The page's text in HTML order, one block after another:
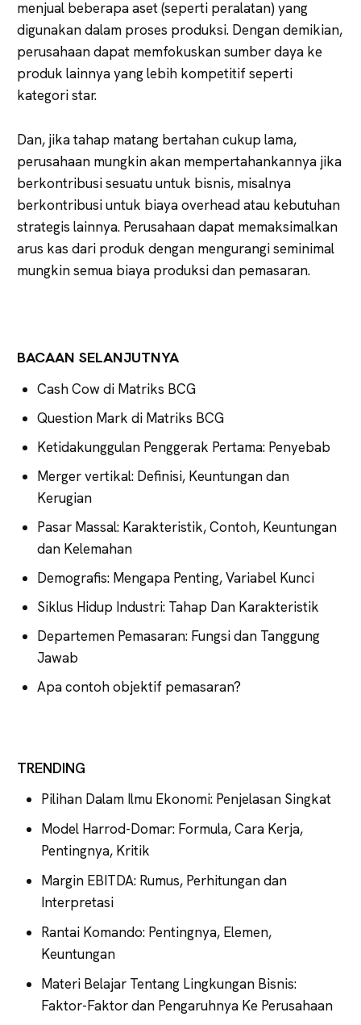
menjual beberapa aset (seperti peralatan) yang
digunakan dalam proses produksi. Dengan demikian,
perusahaan dapat memfokuskan sumber daya ke
produk lainnya yang lebih kompetitif seperti
kategori star.
Dan, jika tahap matang bertahan cukup lama,
perusahaan mungkin akan mempertahankannya jika
berkontribusi sesuatu untuk bisnis, misalnya
berkontribusi untuk biaya overhead atau kebutuhan
strategis lainnya. Perusahaan dapat memaksimalkan
arus kas dari produk dengan mengurangi seminimal
mungkin semua biaya produksi dan pemasaran.
BACAAN SELANJUTNYA
Cash Cow di Matriks BCG
Question Mark di Matriks BCG
Ketidakunggulan Penggerak Pertama: Penyebab
Merger vertikal: Definisi, Keuntungan dan
Kerugian
Pasar Massal: Karakteristik, Contoh, Keuntungan
dan Kelemahan
Demografis: Mengapa Penting, Variabel Kunci
Siklus Hidup Industri: Tahap Dan Karakteristik
Departemen Pemasaran: Fungsi dan Tanggung
Jawab
Apa contoh objektif pemasaran?
TRENDING
Pilihan Dalam Ilmu Ekonomi: Penjelasan Singkat
Model Harrod-Domar: Formula, Cara Kerja,
Pentingnya, Kritik
Margin EBITDA: Rumus, Perhitungan dan
Interpretasi
Rantai Komando: Pentingnya, Elemen,
Keuntungan
Materi Belajar Tentang Lingkungan Bisnis:
Faktor-Faktor dan Pengaruhnya Ke Perusahaan